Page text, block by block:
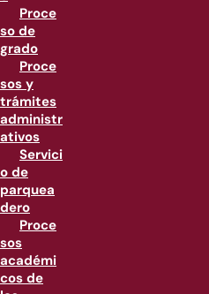
Proce
so de
grado
Proce
sos y
trámites
administr
ativos
Servici
o de
parquea
dero
Proce
sos
académi
cos de